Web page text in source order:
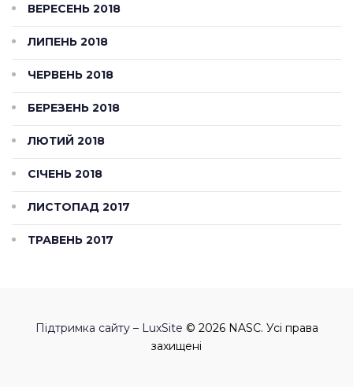
ВЕРЕСЕНЬ 2018
ЛИПЕНЬ 2018
ЧЕРВЕНЬ 2018
БЕРЕЗЕНЬ 2018
ЛЮТИЙ 2018
СІЧЕНЬ 2018
ЛИСТОПАД 2017
ТРАВЕНЬ 2017
Підтримка сайту – LuxSite © 2026 NASC. Усі права
захищені